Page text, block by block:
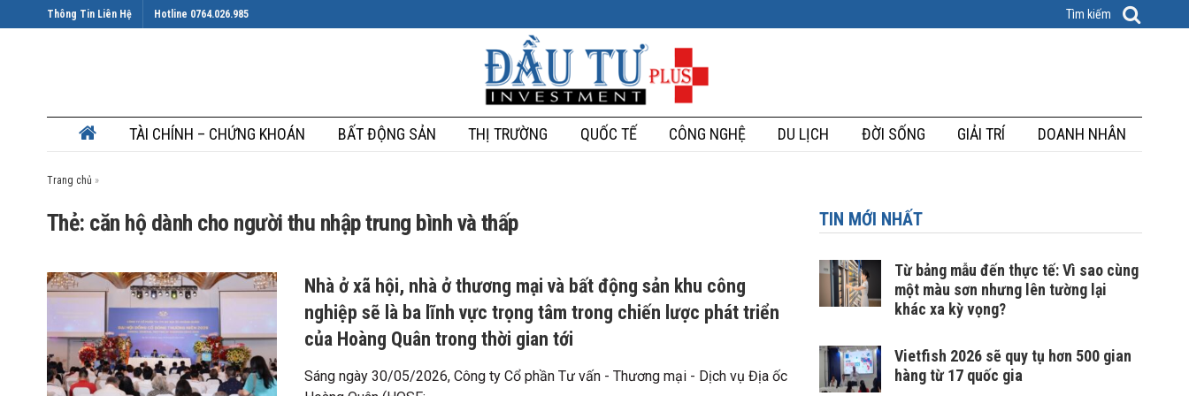
Thông Tin Liên Hệ Hotline 0764.026.985
TÀI CHÍNH – CHỨNG KHOÁN BẤT ĐỘNG SẢN THỊ TRƯỜNG QUỐC TẾ CÔNG NGHỆ DU LỊCH ĐỜI SỐNG GIẢI TRÍ DOANH NHÂN
Trang chủ »
Thẻ: căn hộ dành cho người thu nhập trung bình và thấp
Nhà ở xã hội, nhà ở thương mại và bất động sản khu công
nghiệp sẽ là ba lĩnh vực trọng tâm trong chiến lược phát triển
của Hoàng Quân trong thời gian tới
Sáng ngày 30/05/2026, Công ty Cổ phần Tư vấn - Thương mại - Dịch vụ Địa ốc
TIN MỚI NHẤT
Từ bảng mẫu đến thực tế: Vì sao cùng
một màu sơn nhưng lên tường lại
khác xa kỳ vọng?
Vietfish 2026 sẽ quy tụ hơn 500 gian
hàng từ 17 quốc gia